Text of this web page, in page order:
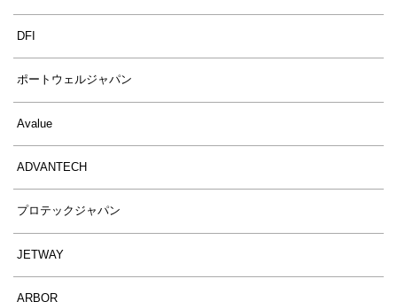
DFI
ポートウェルジャパン
Avalue
ADVANTECH
プロテックジャパン
JETWAY
ARBOR